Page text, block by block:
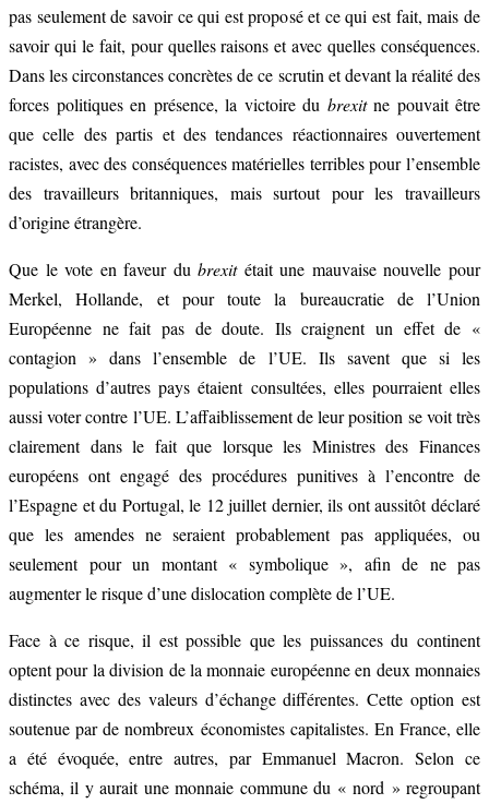
pas seulement de savoir ce qui est proposé et ce qui est fait, mais de
savoir qui le fait, pour quelles raisons et avec quelles conséquences.
Dans les circonstances concrètes de ce scrutin et devant la réalité des
forces politiques en présence, la victoire du brexitne pouvait être
que celle des partis et des tendances réactionnaires ouvertement
racistes, avec des conséquences matérielles terribles pour l’ensemble
des travailleurs britanniques, mais surtout pour les travailleurs
d’origine étrangère.
Que le vote en faveur dubrexitétait une mauvaise nouvelle pour
Merkel, Hollande, et pour toute la bureaucratie de l’Union
Européenne ne fait pas de doute. Ils craignent un effet de «
contagion » dans l’ensemble de l’UE. Ils savent que si les
populations d’autres pays étaient consultées, elles pourraient elles
aussi voter contre l’UE. L’affaiblissement de leur position se voit très
clairement dans le fait que lorsque les Ministres des Finances
européens ont engagé des procédures punitives à l’encontre de
l’Espagne et du Portugal, le 12 juillet dernier, ils ont aussitôt déclaré
que les amendes ne seraient probablement pas appliquées, ou
seulement pour un montant « symbolique », afin de ne pas
augmenter le risque d’une dislocation complète de l’UE.
Face à ce risque, il est possible que les puissances du continent
optent pour la division de la monnaie européenne en deux monnaies
distinctes avec des valeurs d’échange différentes. Cette option est
soutenue par de nombreux économistes capitalistes. En France, elle
a été évoquée, entre autres, par Emmanuel Macron. Selon ce
schéma, il y aurait une monnaie commune du « nord » regroupant